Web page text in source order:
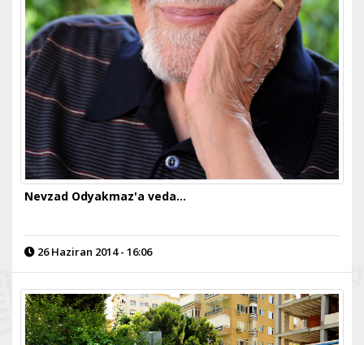
Nevzad Odyakmaz'a veda…
26 Haziran 2014 - 16:06